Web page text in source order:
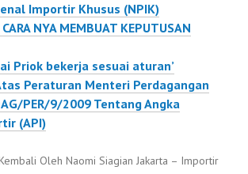
Importir Khusus (NPIK)
NYA MEMBUAT KEPUTUSAN
Priok bekerja sesuai aturan’
Peraturan Menteri Perdagangan
PER/9/2009 Tentang Angka
(API)
Oleh Naomi Siagian Jakarta – Importir